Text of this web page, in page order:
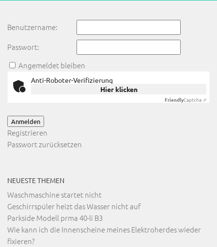
Benutzername:
Passwort:
Angemeldet bleiben
Anti-Roboter-Verifizierung
Hier klicken
FriendlyCaptcha ⇗
Anmelden
Registrieren
Passwort zurücksetzen
NEUESTE THEMEN
Waschmaschine startet nicht
Geschirrspüler heizt das Wasser nicht auf
Parkside Modell prma 40-li B3
Wie kann ich die Innenscheine meines Elektroherdes wieder
fixieren?